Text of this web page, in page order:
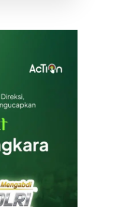
Rp 76.443.000
Rp 152.886.000